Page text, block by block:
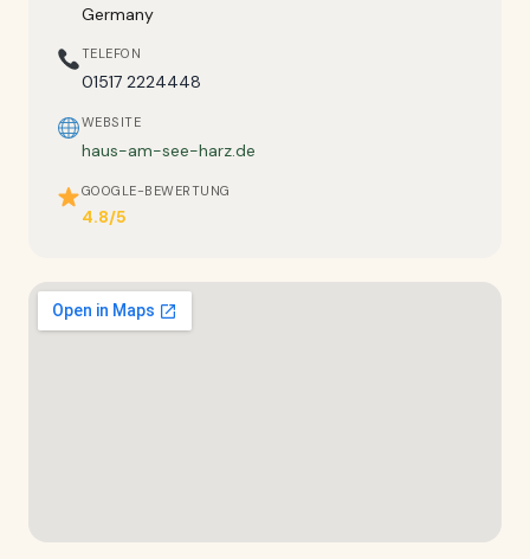
Germany
TELEFON
01517 2224448
WEBSITE
haus-am-see-harz.de
GOOGLE-BEWERTUNG
4.8/5